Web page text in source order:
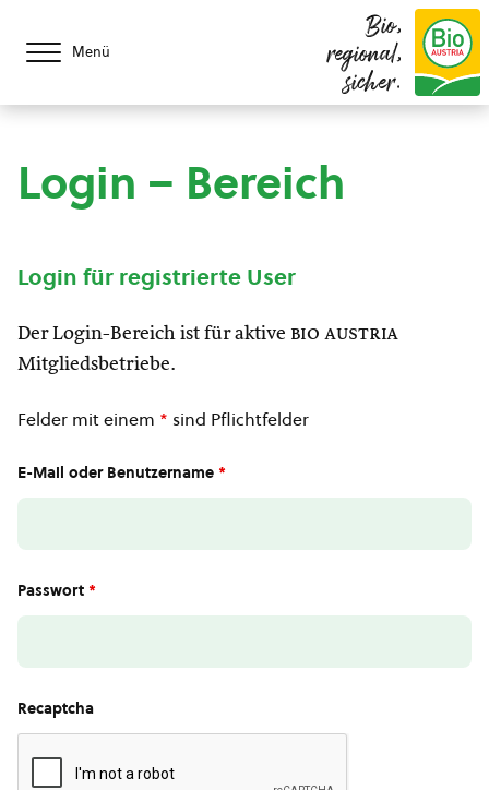
Menü
Bio,
regional,
sicher.
Login – Bereich
Login für registrierte User
Der Login-Bereich ist für aktive bio austria
Mitgliedsbetriebe.
Felder mit einem * sind Pflichtfelder
E-Mail oder Benutzername *
Passwort *
Recaptcha